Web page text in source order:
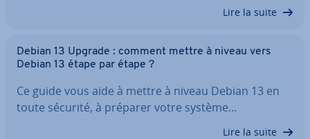
Lire la suite
Debian 13 Upgrade : comment mettre à niveau vers
Debian 13 étape par étape ?
Ce guide vous aide à mettre à niveau Debian 13 en
toute sécurité, à préparer votre système…
Lire la suite